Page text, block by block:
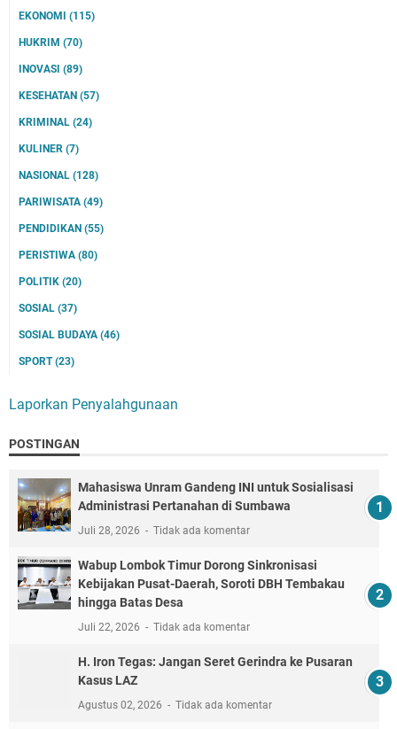
EKONOMI (115)
HUKRIM (70)
INOVASI (89)
KESEHATAN (57)
KRIMINAL (24)
KULINER (7)
NASIONAL (128)
PARIWISATA (49)
PENDIDIKAN (55)
PERISTIWA (80)
POLITIK (20)
SOSIAL (37)
SOSIAL BUDAYA (46)
SPORT(23)
Laporkan Penyalahgunaan
POSTINGAN
Mahasiswa Unram Gandeng INI untuk Sosialisasi
Administrasi Pertanahan di Sumbawa
Juli 28, 2026 Tidak ada komentar
Wabup Lombok Timur Dorong Sinkronisasi
Kebijakan Pusat-Daerah, Soroti DBH Tembakau
hingga Batas Desa
Juli 22, 2026 Tidak ada komentar
H. Iron Tegas: Jangan Seret Gerindra ke Pusaran
Kasus LAZ
Agustus 02, 2026 Tidak ada komentar